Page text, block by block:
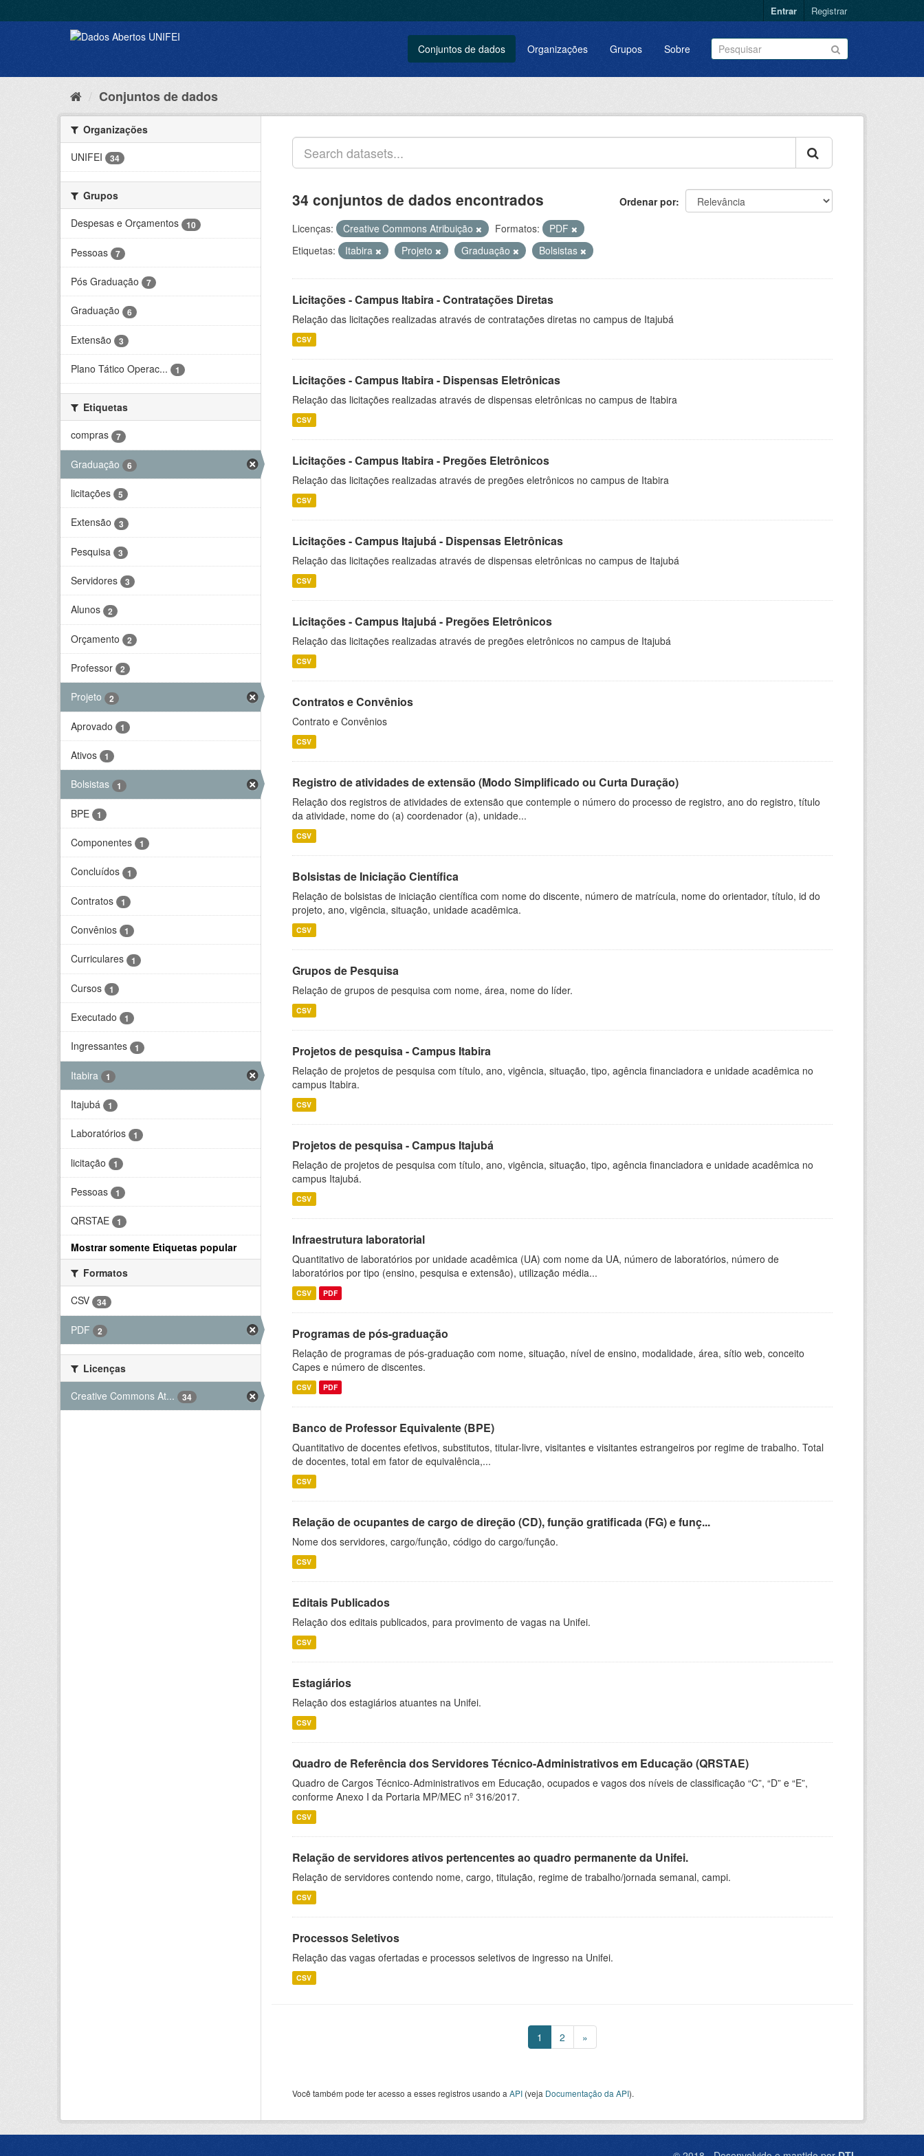
Entrar Registrar
Conjuntos de dados Organizações Grupos Sobre
Conjuntos de dados
Organizações
UNIFEI
34
Grupos
Despesas e Orçamentos
10
Pessoas 7
Pós Graduação 7
Graduação 6
Extensão 3
Plano Tático Operac... 1
Etiquetas
compras
7
Graduação 6
licitações 5
Extensão 3
Pesquisa 3
Servidores 3
Alunos 2
Orçamento 2
Professor 2
Projeto 2
Aprovado 1
Ativos 1
Bolsistas 1
BPE 1
Componentes 1
Concluídos 1
Contratos 1
Convênios 1
Curriculares 1
Cursos 1
Executado 1
Ingressantes 1
Itabira 1
Itajubá 1
Laboratórios 1
licitação 1
Pessoas 1
QRSTAE 1
Mostrar somente Etiquetas popular
Formatos
CSV
34
PDF 2
Licenças
Creative Commons At...
34
Ordenar por
34 conjuntos de dados encontrados
Licenças: Creative Commons Atribuição Formatos:
PDF
Etiquetas:
Itabira Projeto Graduação Bolsistas
Licitações - Campus Itabira - Contratações Diretas
Relação das licitações realizadas através de contratações diretas no campus de Itajubá
CSV
Licitações - Campus Itabira - Dispensas Eletrônicas
Relação das licitações realizadas através de dispensas eletrônicas no campus de Itabira
CSV
Licitações - Campus Itabira - Pregões Eletrônicos
Relação das licitações realizadas através de pregões eletrônicos no campus de Itabira
CSV
Licitações - Campus Itajubá - Dispensas Eletrônicas
Relação das licitações realizadas através de dispensas eletrônicas no campus de Itajubá
CSV
Licitações - Campus Itajubá - Pregões Eletrônicos
Relação das licitações realizadas através de pregões eletrônicos no campus de Itajubá
CSV
Contratos e Convênios
Contrato e Convênios
CSV
Registro de atividades de extensão (Modo Simplificado ou Curta Duração)
Relação dos registros de atividades de extensão que contemple o número do processo de registro, ano do registro, título
da atividade, nome do (a) coordenador (a), unidade...
CSV
Bolsistas de Iniciação Científica
Relação de bolsistas de iniciação científica com nome do discente, número de matrícula, nome do orientador, título, id do
projeto, ano, vigência, situação, unidade acadêmica.
CSV
Grupos de Pesquisa
Relação de grupos de pesquisa com nome, área, nome do líder.
CSV
Projetos de pesquisa - Campus Itabira
Relação de projetos de pesquisa com título, ano, vigência, situação, tipo, agência financiadora e unidade acadêmica no
campus Itabira.
CSV
Projetos de pesquisa - Campus Itajubá
Relação de projetos de pesquisa com título, ano, vigência, situação, tipo, agência financiadora e unidade acadêmica no
campus Itajubá.
CSV
Infraestrutura laboratorial
Quantitativo de laboratórios por unidade acadêmica (UA) com nome da UA, número de laboratórios, número de
laboratórios por tipo (ensino, pesquisa e extensão), utilização média...
CSV PDF
Programas de pós-graduação
Relação de programas de pós-graduação com nome, situação, nível de ensino, modalidade, área, sítio web, conceito
Capes e número de discentes.
CSV PDF
Banco de Professor Equivalente (BPE)
Quantitativo de docentes efetivos, substitutos, titular-livre, visitantes e visitantes estrangeiros por regime de trabalho. Total
de docentes, total em fator de equivalência,...
CSV
Relação de ocupantes de cargo de direção (CD), função gratificada (FG) e funç...
Nome dos servidores, cargo/função, código do cargo/função.
CSV
Editais Publicados
Relação dos editais publicados, para provimento de vagas na Unifei.
CSV
Estagiários
Relação dos estagiários atuantes na Unifei.
CSV
Quadro de Referência dos Servidores Técnico-Administrativos em Educação (QRSTAE)
Quadro de Cargos Técnico-Administrativos em Educação, ocupados e vagos dos níveis de classificação “C”, “D” e “E”,
conforme Anexo I da Portaria MP/MEC nº 316/2017.
CSV
Relação de servidores ativos pertencentes ao quadro permanente da Unifei.
Relação de servidores contendo nome, cargo, titulação, regime de trabalho/jornada semanal, campi.
CSV
Processos Seletivos
Relação das vagas ofertadas e processos seletivos de ingresso na Unifei.
CSV
1 2 »
Você também pode ter acesso a esses registros usando a API (veja Documentação da API).